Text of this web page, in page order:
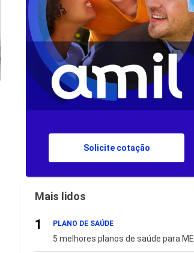
Solicite cotação
Mais lidos
1 PLANO DE SAÚDE
5 melhores planos de saúde para MEI